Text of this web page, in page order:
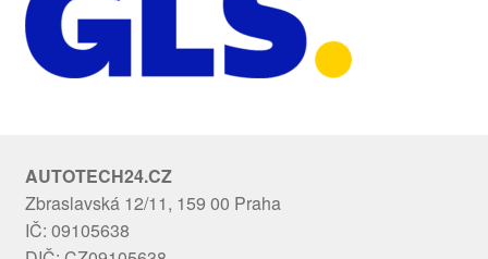
AUTOTECH24.CZ
Zbraslavská 12/11, 159 00 Praha
IČ: 09105638